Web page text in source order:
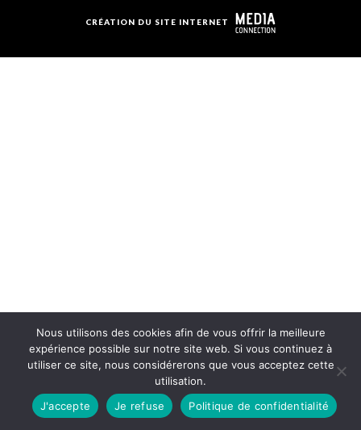
CRÉATION DU SITE INTERNET
Nous utilisons des cookies afin de vous offrir la meilleure
expérience possible sur notre site web. Si vous continuez à
utiliser ce site, nous considérerons que vous acceptez cette
utilisation.
J'accepte
Je refuse Politique de confidentialité